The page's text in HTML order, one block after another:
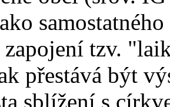
tzv.
přestává být
sblížení s